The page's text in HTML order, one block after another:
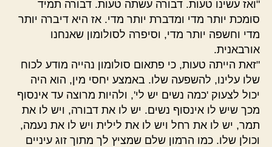
"ואז עשינו טעות. דבורה עשתה טעות. דבורה תמיד
סומכת יותר מדי ומדברת יותר מדי. אז היא דיברה יותר
מדי וחשפה יותר מדי, וסיפרה לסולומון שאנחנו
אורבאנית.
"זאת הייתה טעות, כי פתאום סולומון נהייה מודע לכוח
שלו עלינו, להשפעה שלו. באמצע יחסי מין, הוא היה
יכול לצעוק 'כמה נשים יש לי', ולהיות מרוצה עד אינסוף
מכך שיש לו אינסוף נשים. יש לו את דבורה, ויש לו את
תמר, יש לו את רחל ויש לו את לילית ויש לו את נעמה,
וכולן שלו. כמו הרמון שלם שמציץ לך מתוך זוג עיניים